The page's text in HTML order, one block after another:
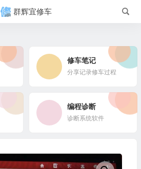
群辉宜修车
修车笔记
分享记录修车过程
编程诊断
诊断系统软件